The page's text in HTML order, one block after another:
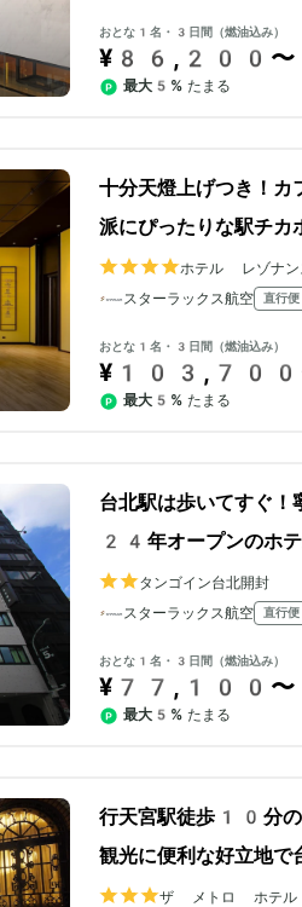
おとな1名・3日間（燃油込み）
¥86,200〜
最大5% たまる
十分天燈上げつき！カ
派にぴったりな駅チカ
ホテル レゾナ
ション by ヒル
スターラックス航空 直行便
おとな1名・3日間（燃油込み）
¥103,700
最大5% たまる
台北駅は歩いてすぐ
24年オープンのホテ
タンゴイン台北開封
スターラックス航空
直行便
おとな1名・3日間（燃油込み）
¥77,100〜
最大5% たまる
行天宮駅徒歩10分の
観光に便利な好立地で
ザ メトロ ホテル